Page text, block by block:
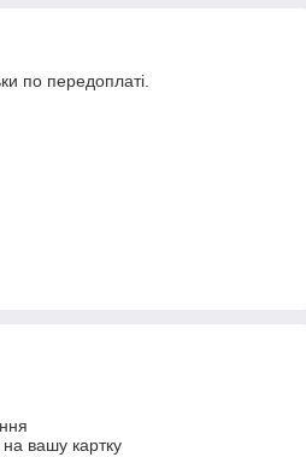
по передоплаті.
вашу картку